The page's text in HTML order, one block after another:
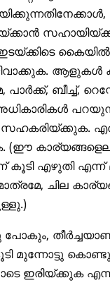
ബീച്ച്,
അധികാരികൾ
(ഈ
കൂടി എഴുതി എന്ന്
ചില
മുന്നോട്ടു
ഇരിയ്ക്കുക